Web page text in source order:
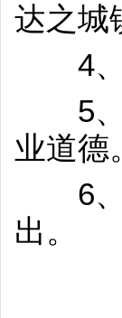
达之城
4、
5、
业道德
6、
出。